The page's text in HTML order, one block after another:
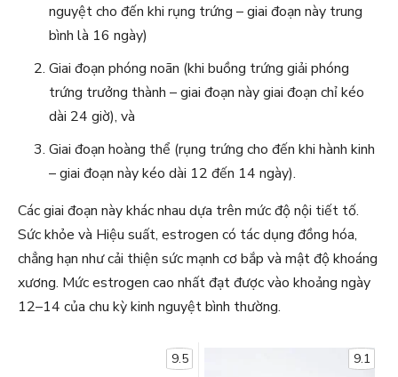
nguyệt cho đến khi rụng trứng – giai đoạn này trung
bình là 16 ngày)
Giai đoạn phóng noãn (khi buồng trứng giải phóng
trứng trưởng thành – giai đoạn này giai đoạn chỉ kéo
dài 24 giờ), và
Giai đoạn hoàng thể (rụng trứng cho đến khi hành kinh
– giai đoạn này kéo dài 12 đến 14 ngày).
Các giai đoạn này khác nhau dựa trên mức độ nội tiết tố.
Sức khỏe và Hiệu suất, estrogen có tác dụng đồng hóa,
chẳng hạn như cải thiện sức mạnh cơ bắp và mật độ khoáng
xương. Mức estrogen cao nhất đạt được vào khoảng ngày
12–14 của chu kỳ kinh nguyệt bình thường.
9.5 9.1